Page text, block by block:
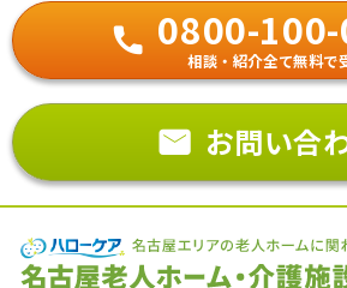
0800-
相談・紹介全て無料で
お問い合